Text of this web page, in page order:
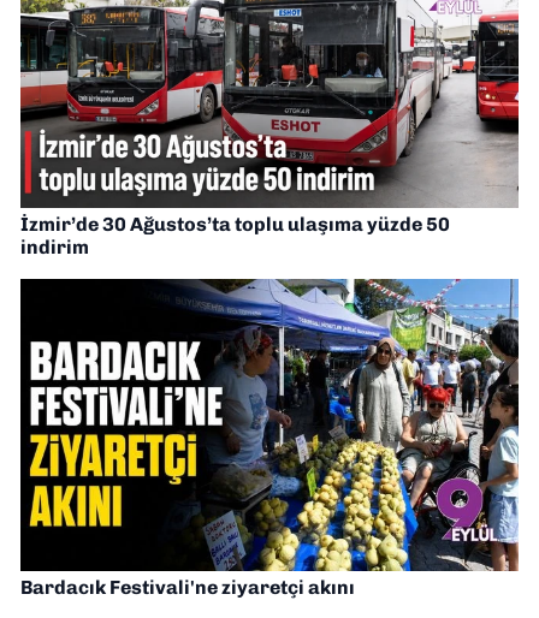
İzmir’de 30 Ağustos’ta toplu ulaşıma yüzde 50
indirim
Bardacık Festivali'ne ziyaretçi akını